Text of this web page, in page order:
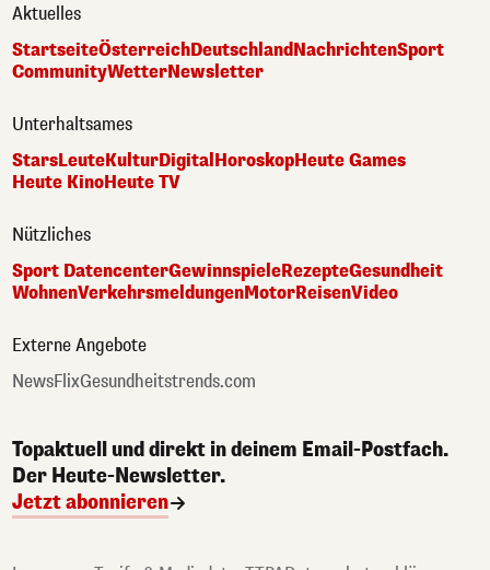
Aktuelles
StartseiteÖsterreichDeutschlandNachrichtenSport
CommunityWetterNewsletter
Unterhaltsames
StarsLeuteKulturDigital HoroskopHeute Games
Heute KinoHeute TV
Nützliches
Sport DatencenterGewinnspieleRezepteGesundheit
WohnenVerkehrsmeldungenMotorReisenVideo
Externe Angebote
NewsFlixGesundheitstrends.com
Topaktuell und direkt in deinem Email-Postfach.
Der Heute-Newsletter.
Jetzt abonnieren